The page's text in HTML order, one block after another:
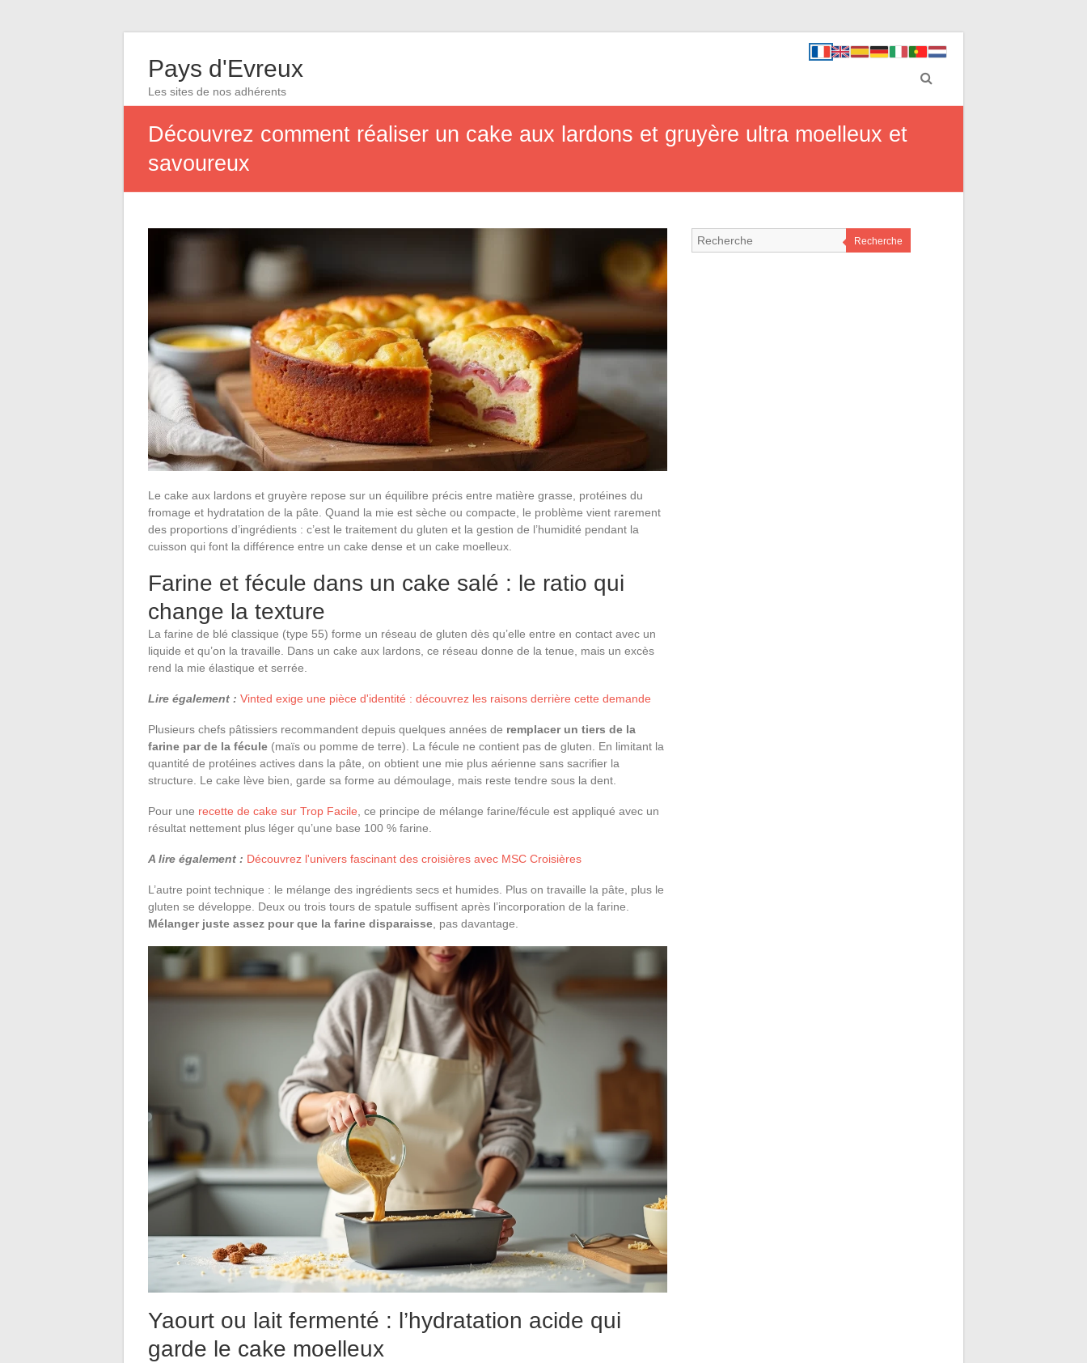
Pays d'Evreux
Les sites de nos adhérents
Découvrez comment réaliser un cake aux lardons et gruyère ultra moelleux et
savoureux
Le cake aux lardons et gruyère repose sur un équilibre précis entre matière grasse, protéines du
fromage et hydratation de la pâte. Quand la mie est sèche ou compacte, le problème vient rarement
des proportions d’ingrédients : c’est le traitement du gluten et la gestion de l’humidité pendant la
cuisson qui font la différence entre un cake dense et un cake moelleux.
Farine et fécule dans un cake salé : le ratio qui
change la texture
La farine de blé classique (type 55) forme un réseau de gluten dès qu’elle entre en contact avec un
liquide et qu’on la travaille. Dans un cake aux lardons, ce réseau donne de la tenue, mais un excès
rend la mie élastique et serrée.
Lire également : Vinted exige une pièce d'identité : découvrez les raisons derrière cette demande
Plusieurs chefs pâtissiers recommandent depuis quelques années de remplacer un tiers de la
farine par de la fécule (maïs ou pomme de terre). La fécule ne contient pas de gluten. En limitant la
quantité de protéines actives dans la pâte, on obtient une mie plus aérienne sans sacrifier la
structure. Le cake lève bien, garde sa forme au démoulage, mais reste tendre sous la dent.
Pour une recette de cake sur Trop Facile , ce principe de mélange farine/fécule est appliqué avec un
résultat nettement plus léger qu’une base 100 % farine.
A lire également : Découvrez l'univers fascinant des croisières avec MSC Croisières
L’autre point technique : le mélange des ingrédients secs et humides. Plus on travaille la pâte, plus le
gluten se développe. Deux ou trois tours de spatule suffisent après l’incorporation de la farine.
Mélanger juste assez pour que la farine disparaisse , pas davantage.
Yaourt ou lait fermenté : l’hydratation acide qui
garde le cake moelleux
Recherche